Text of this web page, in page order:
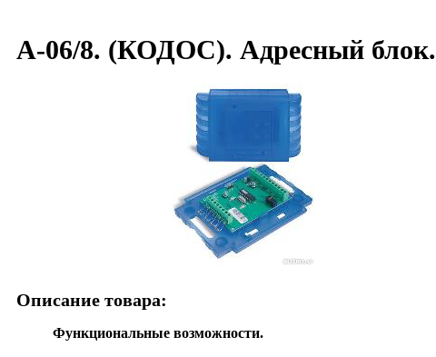
А-06/8. (КОДОС). Адресный блок.
Описание товара:
Функциональные возможности.